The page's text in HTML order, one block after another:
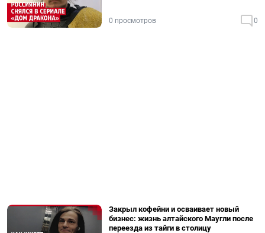
0 просмотров 0
Закрыл кофейни и осваивает новый
бизнес: жизнь алтайского Маугли после
переезда из тайги в столицу